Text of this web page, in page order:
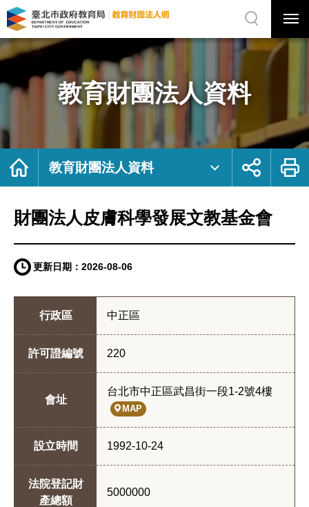
財
團
人
科
學
金
臺
教
網
站
選
選
單
關
網
站
尋
教育財團法人資料
首
教育財團法人資料
展
鈕
列
財團法人皮膚科學發展文教基金會
更新日期： 2026-08-06
行政區 中正區
許可證編號 220
會址
台北市中正區武昌街一段1-2號4樓
MAP
設立時間 1992-10-24
法院登記財
產總額
5000000